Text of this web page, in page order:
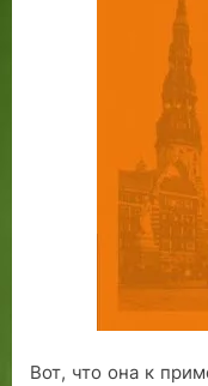
Вот, что она к